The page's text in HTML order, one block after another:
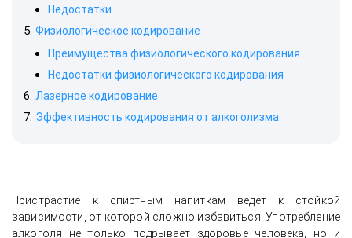
Недостатки
Физиологическое кодирование
Преимущества физиологического кодирования
Недостатки физиологического кодирования
Лазерное кодирование
Эффективность кодирования от алкоголизма
Пристрастие к спиртным напиткам ведёт к стойкой
зависимости, от которой сложно избавиться. Употребление
алкоголя не только подрывает здоровье человека, но и